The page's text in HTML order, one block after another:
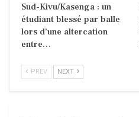
Sud-Kivu/Kasenga : un
étudiant blessé par balle
lors d’une altercation
entre…
PREV NEXT